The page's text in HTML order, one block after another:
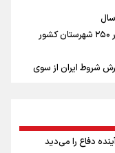
شروط ایران از سوی
دوران جنگ است/ خطر از
دفاع را می‌دید